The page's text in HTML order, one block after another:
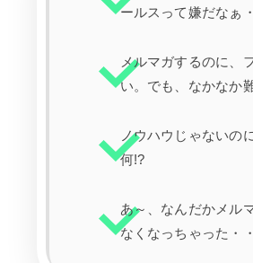
ールスって嫌だなぁ
メルマガするのに、
い。でも、なかなか
ノウハウじゃないの
何!?
あ～、なんだかメル
なくなっちゃった・